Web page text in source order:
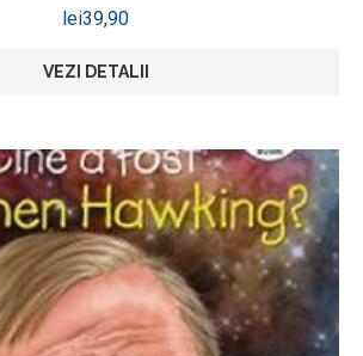
lei39,90
VEZI DETALII